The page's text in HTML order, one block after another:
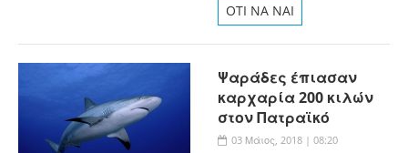
OTI NA NAI
Ψαράδες έπιασαν
καρχαρία 200 κιλών
στον Πατραϊκό
03 Μάιος, 2018 | 08:20